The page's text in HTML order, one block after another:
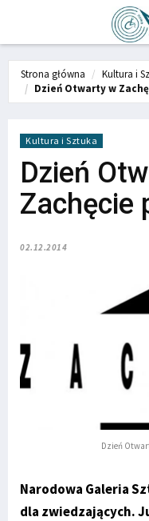
Strona główna
Kultura i
Dzień Otwarty w
Kultura i Sztuka
Dzień
Zachęcie
02.12.2014
Dzień
Narodowa Galeria
dla zwiedzających.